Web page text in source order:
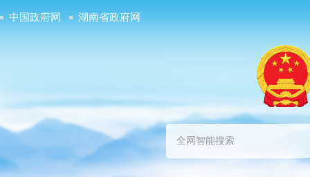
中国政府网 湖南省政府网